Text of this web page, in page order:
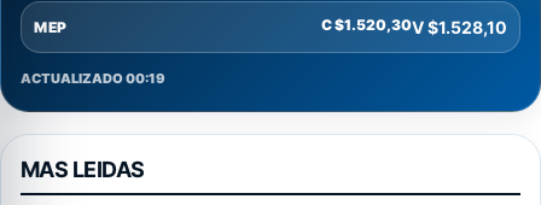
MEP C $1.520,30V $1.528,10
ACTUALIZADO 00:19
MAS LEIDAS